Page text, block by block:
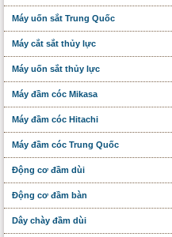
Máy uốn sắt Trung Quốc
Máy cắt sắt thủy lực
Máy uốn sắt thủy lực
Máy đầm cóc Mikasa
Máy đầm cóc Hitachi
Máy đầm cóc Trung Quốc
Động cơ đầm dùi
Động cơ đầm bàn
Dây chày đầm dùi